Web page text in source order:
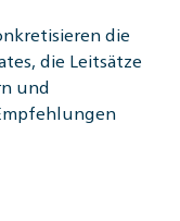
die
die Leitsätze
und